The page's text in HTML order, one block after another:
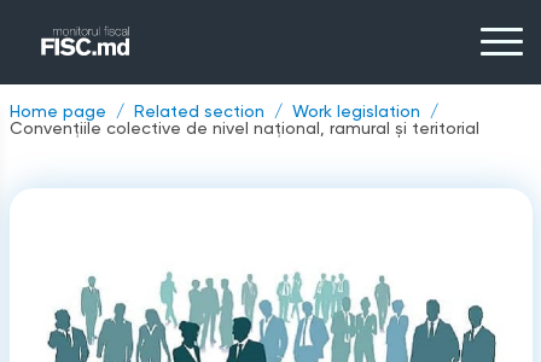
Home page Related section
Work legislation
Convenţiile colective de nivel naţional, ramural și teritorial